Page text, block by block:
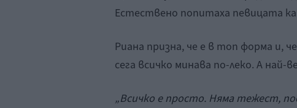
Естествено попитаха певицата
Риана призна, че е в топ форма и,
сега всичко минава по-леко. А
„Всичко е просто. Няма тежест,